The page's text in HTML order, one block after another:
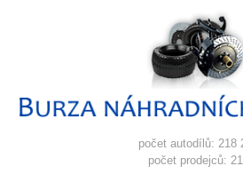
počet autodílů: 218
počet prodejců: